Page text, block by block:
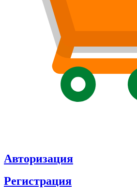
Авторизация
Регистрация